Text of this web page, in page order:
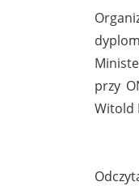
przy
Witold